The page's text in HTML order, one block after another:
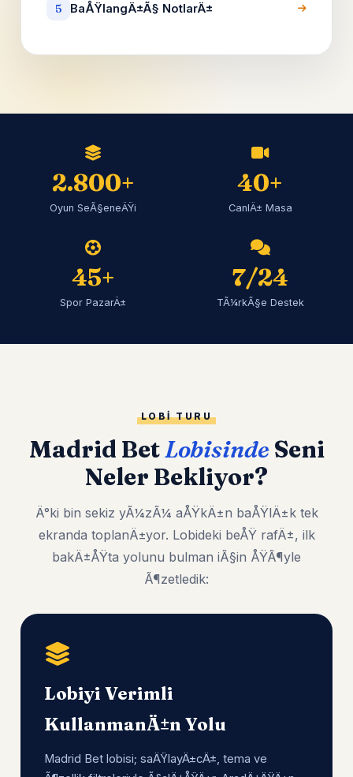
5 BaÅŸlangÄ±Ã§ NotlarÄ±
2.800+
Oyun SeÃ§eneÄŸi
40+
CanlÄ± Masa
45+
Spor PazarÄ±
7/24
TÃ¼rkÃ§e Destek
LOBI TURU
Madrid BetLobisindeSeni
Neler Bekliyor?
Ä°ki bin sekiz yÃ¼zÃ¼ aÅŸkÄ±n baÅŸlÄ±k tek
ekranda toplanÄ±yor. Lobideki beÅŸ rafÄ±, ilk
bakÄ±ÅŸta yolunu bulman iÃ§in ÅŸÃ¶yle
Ã¶zetledik:
Lobiyi Verimli
KullanmanÄ±n Yolu
Madrid Bet lobisi; saÄŸlayÄ±cÄ±, tema ve